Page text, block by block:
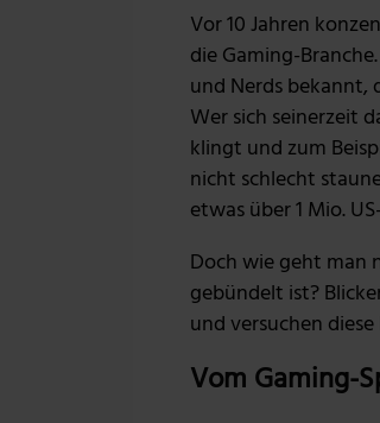
Vor 10 Jahren
die Gaming-
und Nerds bekannt,
Wer sich seinerzeit
klingt und zum
nicht schlecht
etwas über 1 Mio.
Doch wie geht man
gebündelt ist?
und versuchen
Vom Gaming-